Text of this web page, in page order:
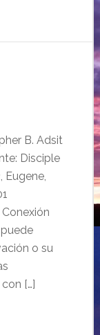
B. Adsit
Disciple
Eugene,
o su
[…]